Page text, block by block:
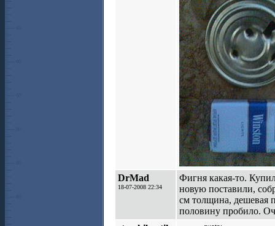
DrMad
18-07-2008 22:34
Фигня какая-то.
новую поставили,
см толщина, дешевая
половину пробило.